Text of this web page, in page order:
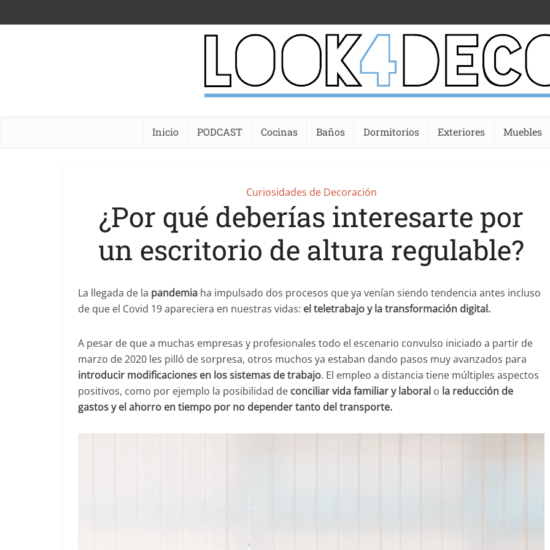
Inicio PODCAST Cocinas Baños Dormitorios Exteriores Muebles
Curiosidades de Decoración
¿Por qué deberías interesarte por
un escritorio de altura regulable?
La llegada de la pandemia ha impulsado dos procesos que ya venían siendo tendencia antes incluso
de que el Covid 19 apareciera en nuestras vidas: el teletrabajo y la transformación digital.
A pesar de que a muchas empresas y profesionales todo el escenario convulso iniciado a partir de
marzo de 2020 les pilló de sorpresa, otros muchos ya estaban dando pasos muy avanzados para
introducir modificaciones en los sistemas de trabajo. El empleo a distancia tiene múltiples aspectos
positivos, como por ejemplo la posibilidad de conciliar vida familiar y laboral o la reducción de
gastos y el ahorro en tiempo por no depender tanto del transporte.